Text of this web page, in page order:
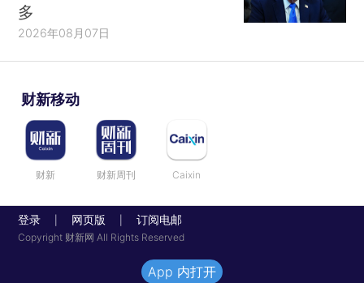
多
2026年08月07日
财新移动
财新 财新周刊 Caixin
登录 网页版 订阅电邮
Copyright 财新网 All Rights Reserved
App 内打开